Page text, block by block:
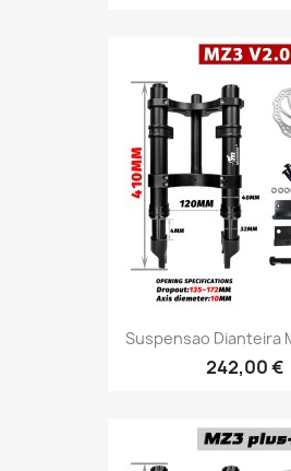
Suspensao Dianteira
242,00 €